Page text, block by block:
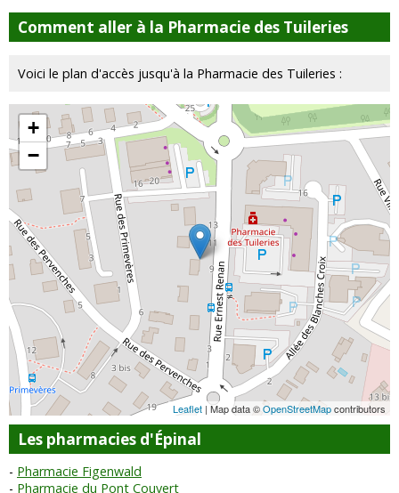
Comment aller à la Pharmacie des Tuileries
Voici le plan d'accès jusqu'à la Pharmacie des Tuileries :
+
−
Leaflet | Map data ©OpenStreetMapcontributors
Les pharmacies d'Épinal
Pharmacie Figenwald
Pharmacie du Pont Couvert